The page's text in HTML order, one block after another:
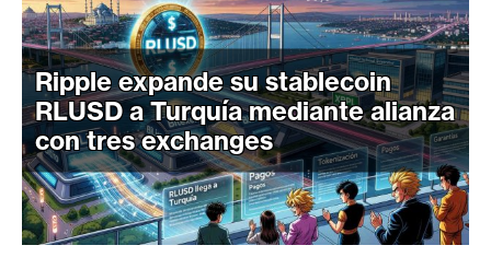
C
r
i
p
t
o
M
e
r
Ripple expande su stablecoin
RLUSD a Turquía mediante alianza
con tres exchanges